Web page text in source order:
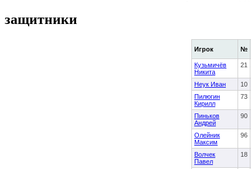
защитники
Игрок №
Кузьмичёв
Никита
21
Неук Иван 10
Пилюгин
Кирилл
73
Пиньков
Андрей
90
Олейник
Максим
96
Волчек
Павел
18